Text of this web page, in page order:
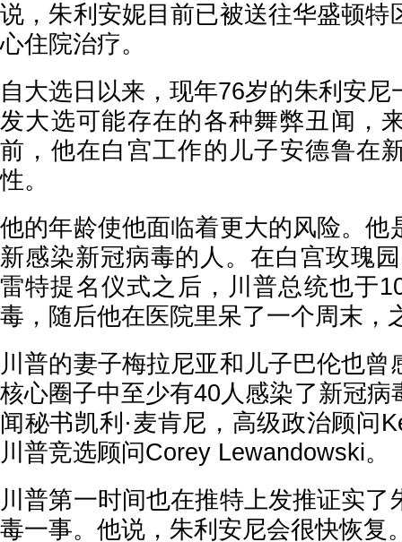
说，朱利安妮目前已被送往华盛顿特
心住院治疗。
自大选日以来，现年76岁的朱利安尼
发大选可能存在的各种舞弊丑闻，
前，他在白宫工作的儿子安德鲁在
性。
他的年龄使他面临着更大的风险。他
新感染新冠病毒的人。在白宫玫瑰
雷特提名仪式之后，川普总统也于
毒，随后他在医院里呆了一个周末，
川普的妻子梅拉尼亚和儿子巴伦也曾
核心圈子中至少有40人感染了新冠病
闻秘书凯利·麦肯尼，高级政治顾问
川普竞选顾问Corey Lewandowski。
川普第一时间也在推特上发推证实了
毒一事。他说，朱利安尼会很快恢复